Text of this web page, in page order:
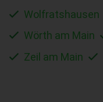
Wolfratshausen
Wörth am Main
Zeil am Main